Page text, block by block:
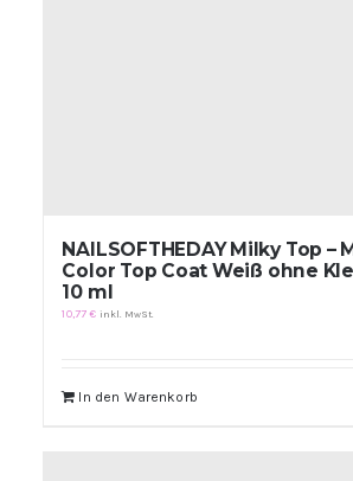
NAILSOFTHEDAY Milky Top –
Color Top Coat Weiß ohne
10 ml
10,77€ inkl. MwSt.
In den Warenkorb